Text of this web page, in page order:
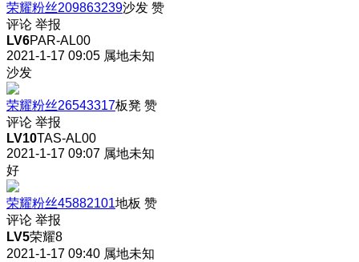
荣耀粉丝209863239沙发 赞
评论 举报
LV6PAR-AL00
2021-1-17 09:05 属地未知
沙发
荣耀粉丝26543317板凳 赞
评论 举报
LV10TAS-AL00
2021-1-17 09:07 属地未知
好
荣耀粉丝45882101地板 赞
评论 举报
LV5荣耀8
2021-1-17 09:40 属地未知